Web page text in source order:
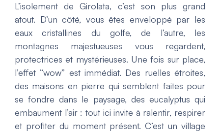
L’isolement de Girolata, c’est son plus grand
atout. D’un côté, vous êtes enveloppé par les
eaux cristallines du golfe, de l’autre, les
montagnes majestueuses vous regardent,
protectrices et mystérieuses. Une fois sur place,
l’effet “wow” est immédiat. Des ruelles étroites,
des maisons en pierre qui semblent faites pour
se fondre dans le paysage, des eucalyptus qui
embaument l’air : tout ici invite à ralentir, respirer
et profiter du moment présent. C’est un village